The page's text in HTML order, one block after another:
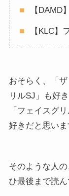
【DAMD
【KLC】
おそらく、「
リルSJ」も好き
「フェイスグ
好きだと思いま
そのような人
ひ最後まで読ん